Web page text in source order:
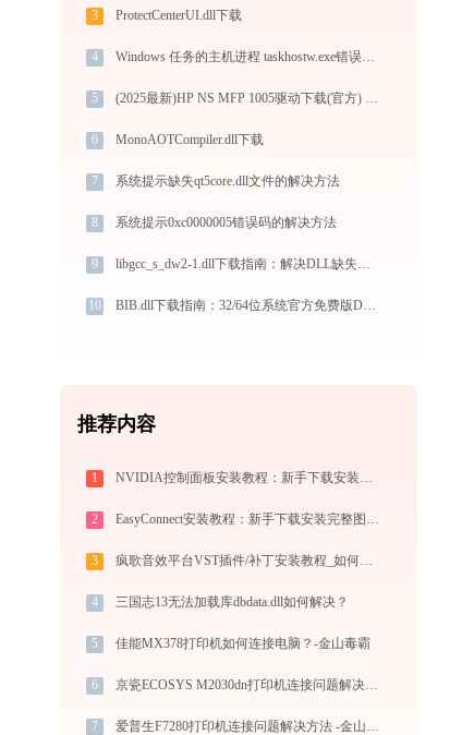
3 ProtectCenterUI.dll下载
4 Windows 任务的主机进程 taskhostw.exe错误码0xc0000008处理办法
5 (2025最新)HP NS MFP 1005驱动下载(官方) Win10/Win11支持
6 MonoAOTCompiler.dll下载
7 系统提示缺失qt5core.dll文件的解决方法
8 系统提示0xc0000005错误码的解决方法
9 libgcc_s_dw2-1.dll下载指南：解决DLL缺失错误的完整方案（32/64位官方免费版）
10 BIB.dll下载指南：32/64位系统官方免费版DLL文件修复教程
推荐内容
1 NVIDIA控制面板安装教程：新手下载安装完整指南
2 EasyConnect安装教程：新手下载安装完整图文步骤
3 疯歌音效平台VST插件/补丁安装教程_如何加载插件效果包
4 三国志13无法加载库dbdata.dll如何解决？
5 佳能MX378打印机如何连接电脑？-金山毒霸
6 京瓷ECOSYS M2030dn打印机连接问题解决方法 - 金山毒霸
7 爱普生F7280打印机连接问题解决方法 -金山毒霸